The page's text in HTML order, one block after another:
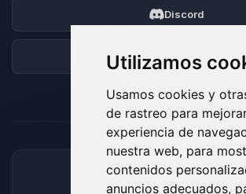
Utilizamos
Usamos cookies y
de rastreo para
experiencia de
nuestra web, para
contenidos
anuncios adecuados,
Discord
Foro
MÉTODOS DE PAGO